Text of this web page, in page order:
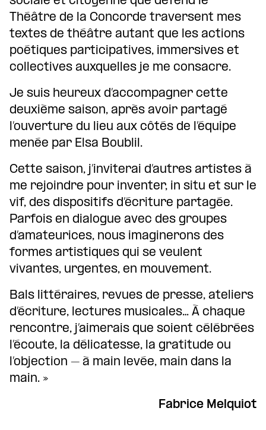
Théâtre de la Concorde traversent mes
textes de théâtre autant que les actions
poétiques participatives, immersives et
collectives auxquelles je me consacre.
Je suis heureux d’accompagner cette
deuxième saison, après avoir partagé
l’ouverture du lieu aux côtés de l’équipe
menée par Elsa Boublil.
Cette saison, j’inviterai d’autres artistes à
me rejoindre pour inventer, in situ et sur le
vif, des dispositifs d’écriture partagée.
Parfois en dialogue avec des groupes
d’amateurices, nous imaginerons des
formes artistiques qui se veulent
vivantes, urgentes, en mouvement.
Bals littéraires, revues de presse, ateliers
d’écriture, lectures musicales… À chaque
rencontre, j’aimerais que soient célébrées
l’écoute, la délicatesse, la gratitude ou
l’objection – à main levée, main dans la
main. »
Fabrice Melquiot